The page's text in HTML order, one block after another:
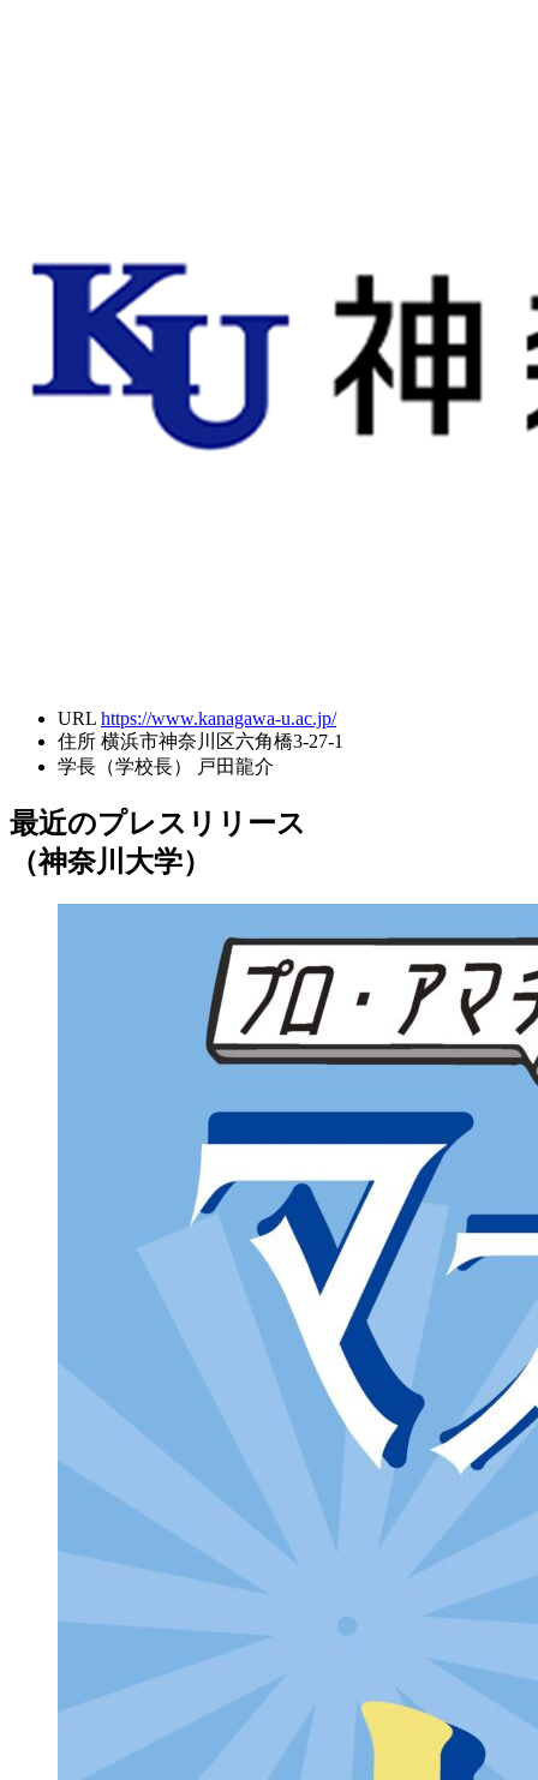
URL https://www.kanagawa-u.ac.jp/
住所 横浜市神奈川区六角橋3-27-1
学長（学校長）
戸田龍介
最近のプレスリリース
（神奈川大学）